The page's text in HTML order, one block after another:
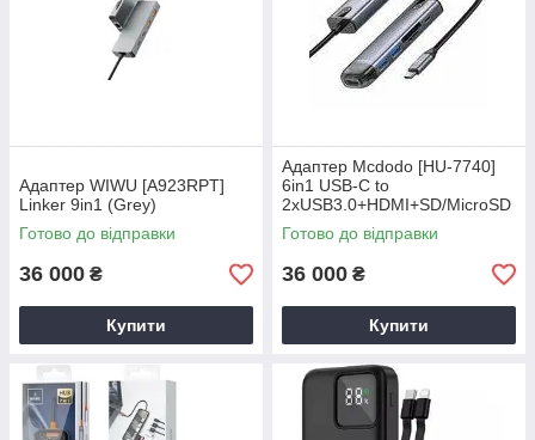
Адаптер WIWU [A923RPT]
Linker 9in1 (Grey)
Готово до відправки
36 000 ₴
Купити
Адаптер Mcdodo [HU-7740]
6in1 USB-C to
2xUSB3.0+HDMI+SD/MicroSD
+PD 100W (Grey)
Готово до відправки
36 000 ₴
Купити